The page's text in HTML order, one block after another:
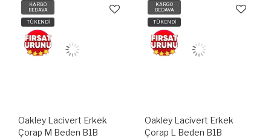
KARGO
BEDAVA
TÜKENDİ
Oakley Lacivert Erkek
Çorap M Beden B1B
KARGO
BEDAVA
TÜKENDİ
Oakley Lacivert Erkek
Çorap L Beden B1B